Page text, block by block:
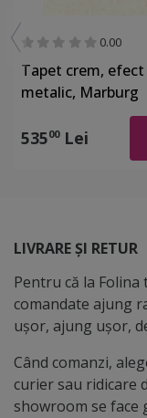
0.00
Tapet crem, efect
metalic, Marburg
Gloockler 52502
53500Lei
LIVRARE ȘI RETUR
Pentru că la
comandate ajung
ușor, ajung ușor,
Când comanzi,
curier sau ridicare
showroom se face